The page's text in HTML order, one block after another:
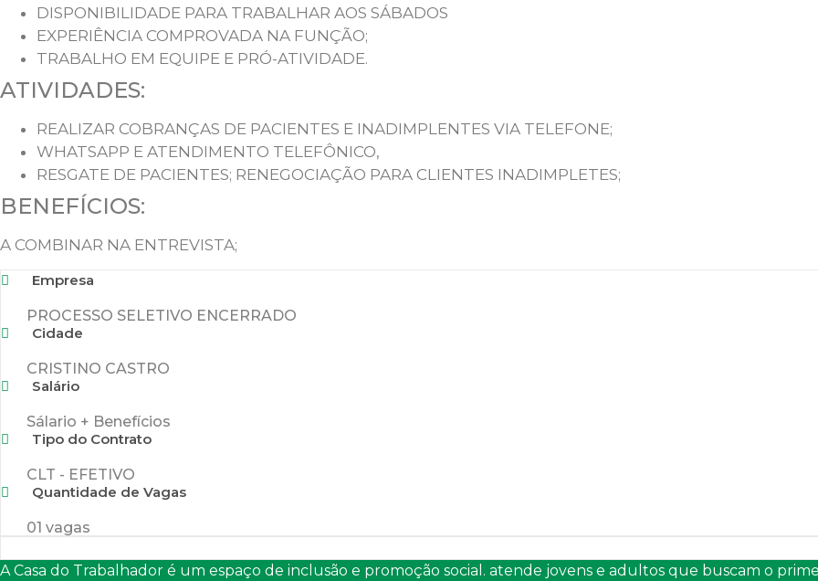
DISPONIBILIDADE PARA TRABALHAR AOS SÁBADOS
EXPERIÊNCIA COMPROVADA NA FUNÇÃO;
TRABALHO EM EQUIPE E PRÓ-ATIVIDADE.
ATIVIDADES:
REALIZAR COBRANÇAS DE PACIENTES E INADIMPLENTES VIA TELEFONE;
WHATSAPP E ATENDIMENTO TELEFÔNICO,
RESGATE DE PACIENTES; RENEGOCIAÇÃO PARA CLIENTES INADIMPLETES;
BENEFÍCIOS:
A COMBINAR NA ENTREVISTA;
Empresa
PROCESSO SELETIVO ENCERRADO
Cidade
CRISTINO CASTRO
Salário
Sálario + Benefícios
Tipo do Contrato
CLT - EFETIVO
Quantidade de Vagas
01 vagas
A Casa do Trabalhador é um espaço de inclusão e promoção social. atende jovens e adultos que buscam o